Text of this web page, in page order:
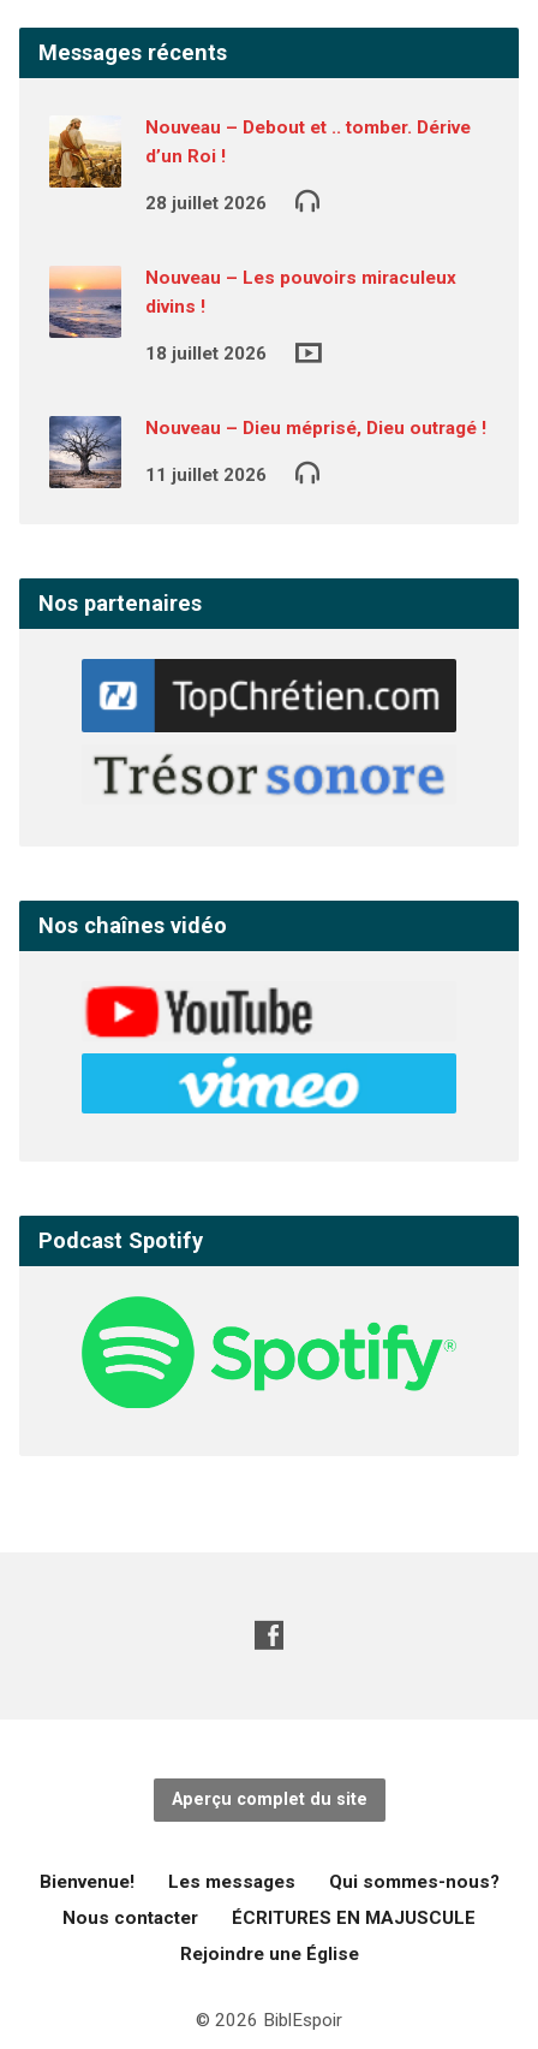
Messages récents
Nouveau – Debout et .. tomber. Dérive
d’un Roi !
28 juillet 2026
Nouveau – Les pouvoirs miraculeux
divins !
18 juillet 2026
Nouveau – Dieu méprisé, Dieu outragé !
11 juillet 2026
Nos partenaires
Nos chaînes vidéo
Podcast Spotify
Aperçu complet du site
Bienvenue! Les messages
Qui sommes-nous?
Nous contacter
ÉCRITURES EN MAJUSCULE
Rejoindre une Église
© 2026 BiblEspoir